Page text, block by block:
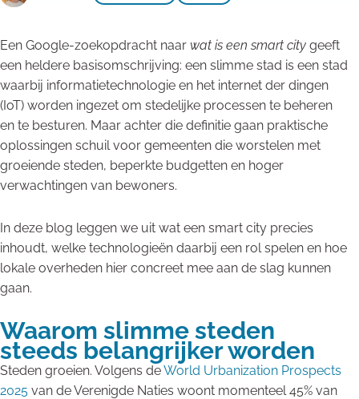
Een Google-zoekopdracht naar wat is een smart city geeft
een heldere basisomschrijving: een slimme stad is een stad
waarbij informatietechnologie en het internet der dingen
(IoT) worden ingezet om stedelijke processen te beheren
en te besturen. Maar achter die definitie gaan praktische
oplossingen schuil voor gemeenten die worstelen met
groeiende steden, beperkte budgetten en hoger
verwachtingen van bewoners.
In deze blog leggen we uit wat een smart city precies
inhoudt, welke technologieën daarbij een rol spelen en hoe
lokale overheden hier concreet mee aan de slag kunnen
gaan.
Waarom slimme steden
steeds belangrijker worden
Steden groeien. Volgens deWorld Urbanization Prospects
2025 van de Verenigde Naties woont momenteel 45% van